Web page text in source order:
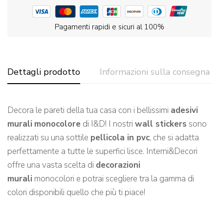
Pagamenti rapidi e sicuri al 100%
Dettagli prodotto Informazioni sulla consegna
Decora le pareti della tua casa con i bellissimi adesivi
murali monocolore di I&D! I nostri wall stickers sono
realizzati su una sottile pellicola in pvc, che si adatta
perfettamente a tutte le superfici lisce. Interni&Decori
offre una vasta scelta di decorazioni
murali monocolori e potrai scegliere tra la gamma di
colori disponibili quello che più ti piace!